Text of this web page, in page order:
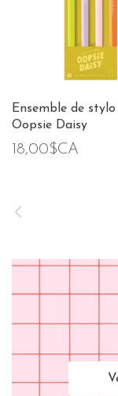
Ensemble de
Oopsie Daisy
18,00$CA